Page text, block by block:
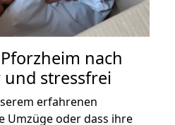
Pforzheim nach
und stressfrei
erfahrenen
Umzüge oder dass ihre